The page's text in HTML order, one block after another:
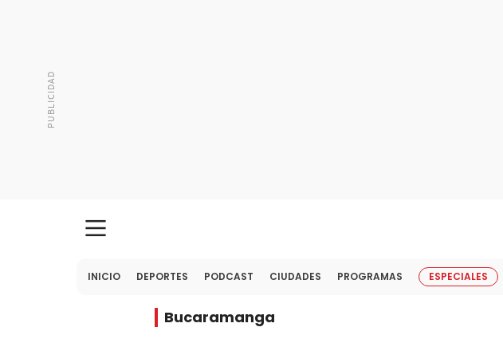
INICIO DEPORTES PODCAST CIUDADES PROGRAMAS ESPECIALES
Bucaramanga